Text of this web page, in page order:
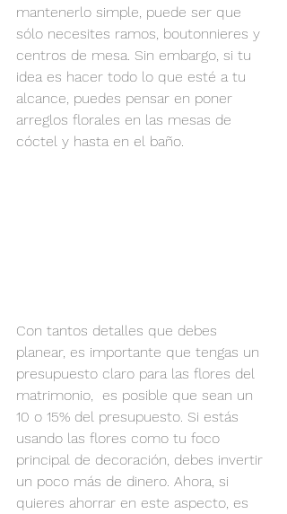
mantenerlo simple, puede ser que
sólo necesites ramos, boutonnieres y
centros de mesa. Sin embargo, si tu
idea es hacer todo lo que esté a tu
alcance, puedes pensar en poner
arreglos florales en las mesas de
cóctel y hasta en el baño.
Con tantos detalles que debes
planear, es importante que tengas un
presupuesto claro para las flores del
matrimonio,  es posible que sean un
10 o 15% del presupuesto. Si estás
usando las flores como tu foco
principal de decoración, debes invertir
un poco más de dinero. Ahora, si
quieres ahorrar en este aspecto, es